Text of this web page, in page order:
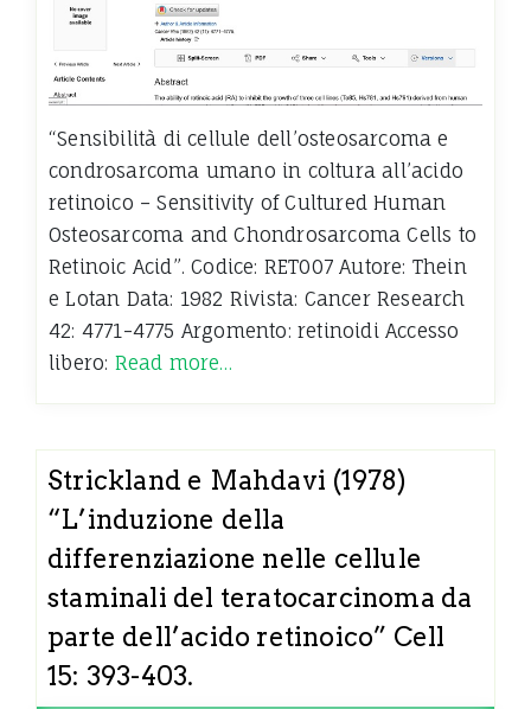
“Sensibilità di cellule dell’osteosarcoma e
condrosarcoma umano in coltura all’acido
retinoico – Sensitivity of Cultured Human
Osteosarcoma and Chondrosarcoma Cells to
Retinoic Acid”. Codice: RET007 Autore: Thein
e Lotan Data: 1982 Rivista: Cancer Research
42: 4771-4775 Argomento: retinoidi Accesso
libero: Read more…
Strickland e Mahdavi (1978)
“L’induzione della
differenziazione nelle cellule
staminali del teratocarcinoma da
parte dell’acido retinoico” Cell
15: 393-403.